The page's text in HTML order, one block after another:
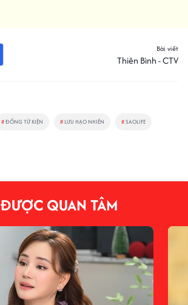
Bài viết
Thiên Bình - CTV
#ĐỔNG TỬ KIỆN # LƯU HẠO NHIÊN #SAOLIFE
ĐƯỢC QUAN TÂM